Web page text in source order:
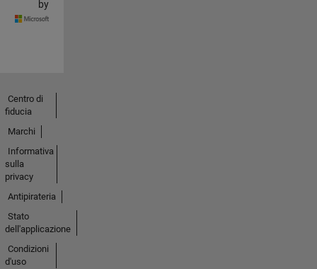
by
Centro di
fiducia
Marchi
Informativa
sulla
privacy
Antipirateria
Stato
dell'applicazione
Condizioni
d'uso